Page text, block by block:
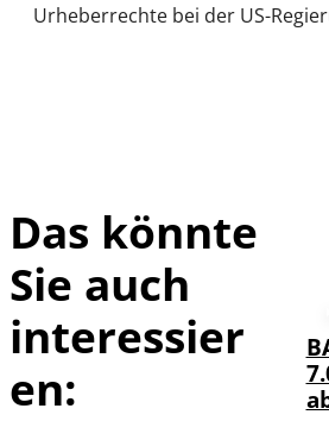
Urheberrechte bei der US-
Das könnte
Sie auch
interessier
en: